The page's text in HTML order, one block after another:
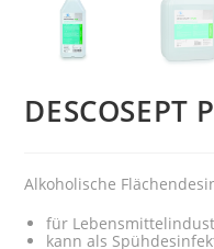
DESCOSEPT
Alkoholische
für
kann als